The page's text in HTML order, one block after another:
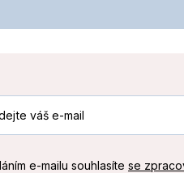
e-mailu souhlasíte se